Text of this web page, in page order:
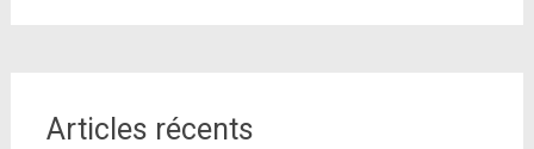
Articles récents